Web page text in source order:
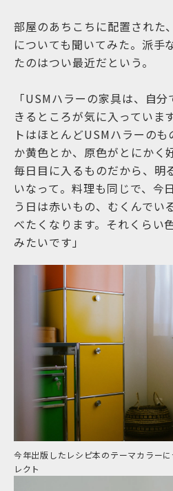
部屋のあちこちに配置された
についても聞いてみた。派手
たのはつい最近だという。
「USMハラーの家具は、自
きるところが気に入っていま
トはほとんどUSMハラーの
か黄色とか、原色がとにかく
毎日目に入るものだから、明
いなって。料理も同じで、今
う日は赤いもの、むくんでい
べたくなります。それくらい
みたいです」
今年出版したレシピ本のテーマカラー
レクト